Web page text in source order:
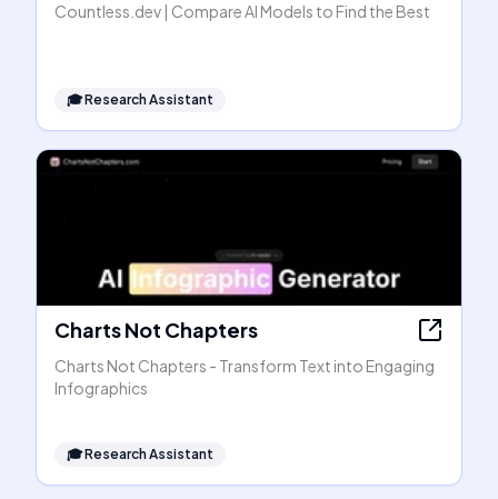
Countless.dev | Compare AI Models to Find the Best
🎓Research Assistant
Charts Not Chapters
Charts Not Chapters - Transform Text into Engaging
Infographics
🎓Research Assistant